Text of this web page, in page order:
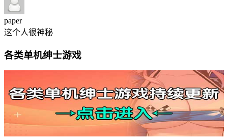
paper
这个人很神秘
各类单机绅士游戏